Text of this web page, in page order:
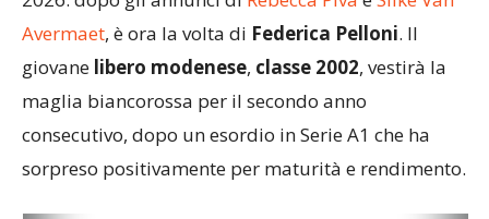
Avermaet, è ora la volta di Federica Pelloni. Il
giovane libero modenese, classe 2002, vestirà la
maglia biancorossa per il secondo anno
consecutivo, dopo un esordio in Serie A1 che ha
sorpreso positivamente per maturità e rendimento.